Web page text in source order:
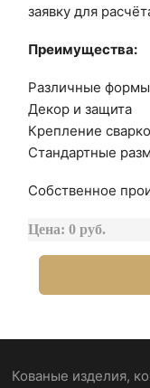
заявку для
Преимущества:
Различные формы
Декор и защита
Крепление
Стандартные
Собственное
Цена: 0 руб.
Кованые изделия,